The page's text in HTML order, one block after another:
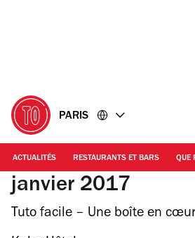
PARIS
ACTUALITÉS RESTAURANTS ET BARS QUE
janvier 2017
Tuto facile – Une boîte en